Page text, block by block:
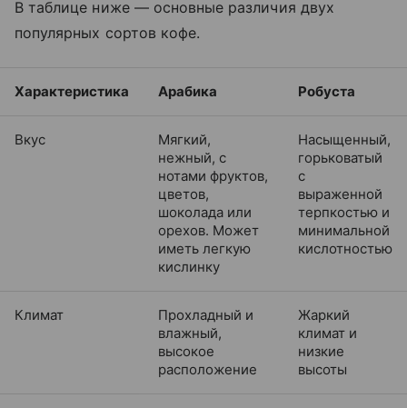
В таблице ниже — основные различия двух
популярных сортов кофе.
Характеристика Арабика Робуста
Вкус
Мягкий,
нежный, с
нотами фруктов,
цветов,
шоколада или
орехов. Может
иметь легкую
кислинку
Насыщенный,
горьковатый
с
выраженной
терпкостью и
минимальной
кислотностью
Климат
Прохладный и
влажный,
высокое
расположение
Жаркий
климат и
низкие
высоты